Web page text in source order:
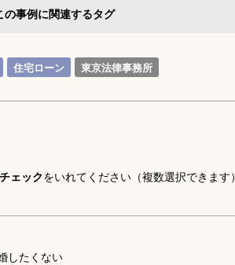
の事例に関連するタグ
住宅ローン 東京法律事務所
ェックをいれてください（複数選択できます）
したくない